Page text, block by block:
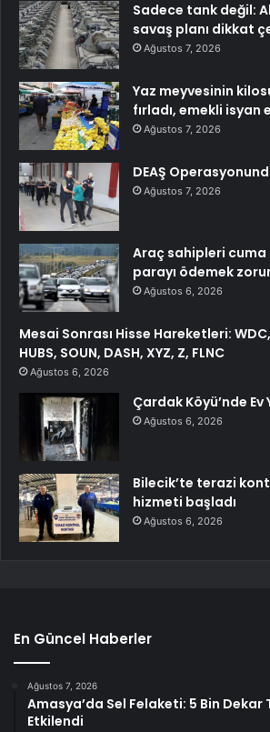
Sadece tank değil:
savaş planı dikkat
Ağustos 7, 2026
Yaz meyvesinin
fırladı, emekli isyan
Ağustos 7, 2026
DEAŞ
Ağustos 7, 2026
Araç sahipleri cuma
parayı ödemek
Ağustos 6, 2026
Mesai Sonrası Hisse Hareketleri: WDC,
HUBS, SOUN, DASH, XYZ, Z, FLNC
Ağustos 6, 2026
Çardak Köyü’nde Ev
Ağustos 6, 2026
Bilecik’te terazi
hizmeti başladı
Ağustos 6, 2026
En Güncel Haberler
Ağustos 7, 2026
Amasya’da Sel Felaketi: 5 Bin Dekar
Etkilendi